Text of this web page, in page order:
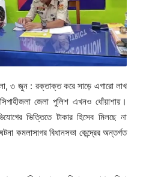
৩ জুন : রক্তাক্ত করে সাড়ে এগারো লাখ
জেলা পুলিশ এখনও ধোঁয়াশায়।
ভিত্তিতে টাকার হিসেব মিলছে না
কমলাসাগর বিধানসভা কেন্দ্রের অন্তর্গত